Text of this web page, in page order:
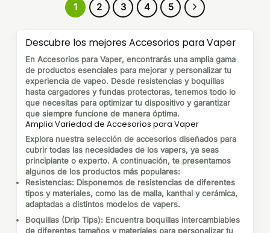
1 2 3 4 5
Descubre los mejores Accesorios para Vaper
En Accesorios para Vaper, encontrarás una amplia gama
de productos esenciales para mejorar y personalizar tu
experiencia de vapeo. Desde resistencias y boquillas
hasta cargadores y fundas protectoras, tenemos todo lo
que necesitas para optimizar tu dispositivo y garantizar
que siempre funcione de manera óptima.
Amplia Variedad de Accesorios para Vaper
Explora nuestra selección de accesorios diseñados para
cubrir todas las necesidades de los vapers, ya seas
principiante o experto. A continuación, te presentamos
algunos de los productos más populares:
Resistencias: Disponemos de resistencias de diferentes
tipos y materiales, como las de malla, kanthal y cerámica,
adaptadas a distintos modelos de vapers.
Boquillas (Drip Tips): Encuentra boquillas intercambiables
de diferentes tamaños y materiales para personalizar tu